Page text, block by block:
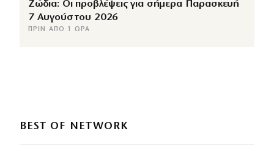
Ζώδια: Οι προβλέψεις για σήμερα Παρασκευή
7 Αυγούστου 2026
ΠΡΙΝ ΑΠΌ 1 ΏΡΑ
BEST OF NETWORK